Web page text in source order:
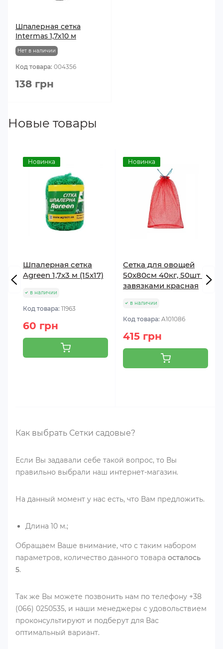
Шпалерная сетка
Intermas 1,7х10 м
Нет в наличии
Код товара: 004356
138 грн
Новые товары
Новинка
Шпалерная сетка
Agreen 1,7х3 м (15x17)
в наличии
Код товара: 11963
60 грн
Новинка
Сетка для овощей
50х80см 40кг, 50шт с
завязками красная
в наличии
Код товара: A101086
415 грн
Как выбрать Сетки садовые?
Если Вы задавали себе такой вопрос, то Вы
правильно выбрали наш интернет-магазин.
На данный момент у нас есть, что Вам предложить.
Длина 10 м.;
Обращаем Ваше внимание, что с таким набором
параметров, количество данного товара осталось
5.
Так же Вы можете позвонить нам по телефону +38
(066) 0250535, и наши менеджеры с удовольствием
проконсультируют и подберут для Вас
оптимальный вариант.